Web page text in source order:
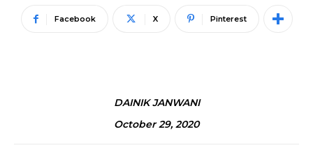
Facebook X Pinterest
DAINIK JANWANI
October 29, 2020